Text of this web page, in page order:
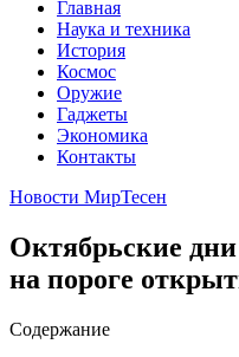
Главная
Наука и техника
История
Космос
Оружие
Гаджеты
Экономика
Контакты
Новости МирТесен
Октябрьские
на пороге
Содержание